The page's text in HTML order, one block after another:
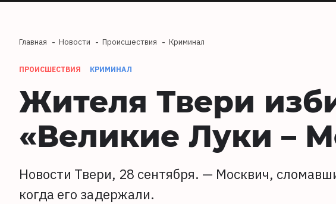
Главная Новости Происшествия Криминал
ПРОИСШЕСТВИЯ КРИМИНАЛ
Жителя Твери
«Великие Луки –
Новости Твери, 28 сентября. — Москвич,
когда его задержали.